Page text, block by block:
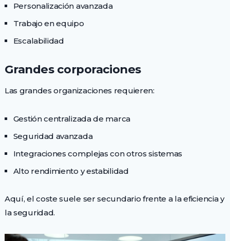
Personalización avanzada
Trabajo en equipo
Escalabilidad
Grandes corporaciones
Las grandes organizaciones requieren:
Gestión centralizada de marca
Seguridad avanzada
Integraciones complejas con otros sistemas
Alto rendimiento y estabilidad
Aquí, el coste suele ser secundario frente a la eficiencia y
la seguridad.